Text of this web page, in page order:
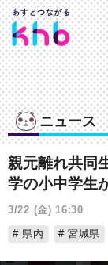
ニュース
親元離れ共同
学の小中学生
3/22 (金) 16:30
県内
宮城県